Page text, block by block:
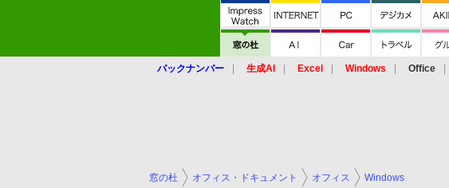
バックナンバー 生成AI Excel Windows Office
窓の杜 オフィス・ドキュメント オフィス Windows